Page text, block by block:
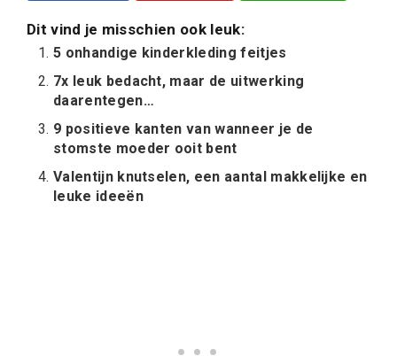
Dit vind je misschien ook leuk:
5 onhandige kinderkleding feitjes
7x leuk bedacht, maar de uitwerking
daarentegen…
9 positieve kanten van wanneer je de
stomste moeder ooit bent
Valentijn knutselen, een aantal makkelijke en
leuke ideeën